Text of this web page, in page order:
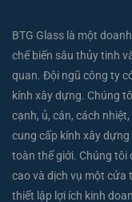
BTG Glass là một
chế biến sâu thủy tinh
quan. Đội ngũ công ty
kính xây dựng. Chúng
cạnh, ủ, cán, cách
cung cấp kính xây
toàn thế giới. Chúng tôi
cao và dịch vụ một cửa
thiết lập lợi ích kinh